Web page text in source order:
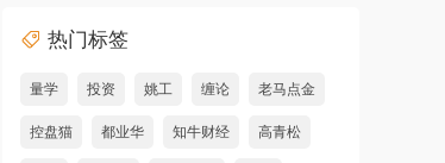
热门标签
量学 投资 姚工 缠论 老马点金
控盘猫 都业华 知牛财经 高青松